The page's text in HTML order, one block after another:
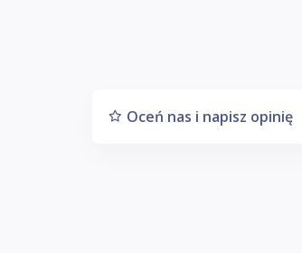
Oceń nas i napisz opinię